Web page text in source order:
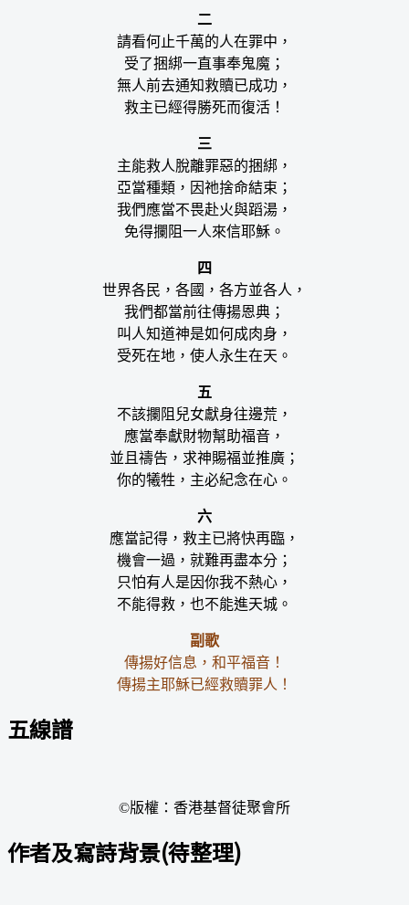
二
請看何止千萬的人在罪中，
受了捆綁一直事奉鬼魔；
無人前去通知救贖已成功，
救主已經得勝死而復活！
三
主能救人脫離罪惡的捆綁，
亞當種類，因祂捨命結束；
我們應當不畏赴火與蹈湯，
免得攔阻一人來信耶穌。
四
世界各民，各國，各方並各人，
我們都當前往傳揚恩典；
叫人知道神是如何成肉身，
受死在地，使人永生在天。
五
不該攔阻兒女獻身往邊荒，
應當奉獻財物幫助福音，
並且禱告，求神賜福並推廣；
你的犧牲，主必紀念在心。
六
應當記得，救主已將快再臨，
機會一過，就難再盡本分；
只怕有人是因你我不熱心，
不能得救，也不能進天城。
副歌
傳揚好信息，和平福音！
傳揚主耶穌已經救贖罪人！
五線譜
©版權：香港基督徒聚會所
作者及寫詩背景(待整理)